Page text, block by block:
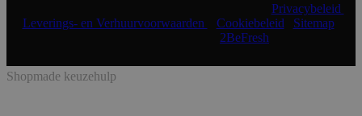
Privacybeleid
Leverings- en Verhuurvoorwaarden
Cookiebeleid Sitemap|
2BeFresh
Shopmade keuzehulp